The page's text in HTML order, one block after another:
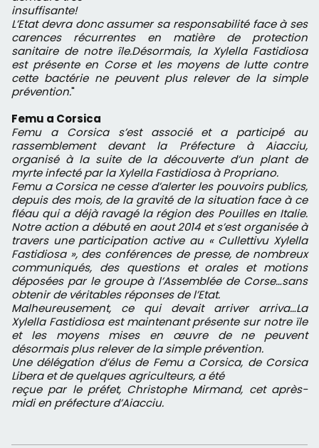
insuffisante!
L’Etat devra donc assumer sa responsabilité face à ses
carences récurrentes en matière de protection
sanitaire de notre île.Désormais, la Xylella Fastidiosa
est présente en Corse et les moyens de lutte contre
cette bactérie ne peuvent plus relever de la simple
prévention."
Femu a Corsica
Femu a Corsica s’est associé et a participé au
rassemblement devant la Préfecture à Aiacciu,
organisé à la suite de la découverte d’un plant de
myrte infecté par la Xylella Fastidiosa à Propriano.
Femu a Corsica ne cesse d’alerter les pouvoirs publics,
depuis des mois, de la gravité de la situation face à ce
fléau qui a déjà ravagé la région des Pouilles en Italie.
Notre action a débuté en aout 2014 et s’est organisée à
travers une participation active au « Cullettivu Xylella
Fastidiosa », des conférences de presse, de nombreux
communiqués, des questions et orales et motions
déposées par le groupe à l’Assemblée de Corse…sans
obtenir de véritables réponses de l’Etat.
Malheureusement, ce qui devait arriver arriva…La
Xylella Fastidiosa est maintenant présente sur notre ïle
et les moyens mises en œuvre de ne peuvent
désormais plus relever de la simple prévention.
Une délégation d’élus de Femu a Corsica, de Corsica
Libera et de quelques agriculteurs, a été
reçue par le préfet, Christophe Mirmand, cet après-
midi en préfecture d’Aiacciu.